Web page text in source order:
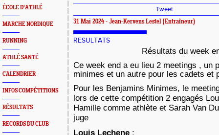
ÉCOLE D'ATHLÉ
MARCHE NORDIQUE
RUNNING
ATHLÉ SANTÉ
CALENDRIER
INFOS COMPÉTITIONS
RÉSULTATS
RECORDS DU CLUB
Tweet
31 Mai 2024 - Jean-Kervens Lestel (Entraîneur)
RESULTATS
Résultats du week
Ce week end a eu lieu 2 meetings , un
minimes et un autre pour les cadets et
Pour les Benjamins Minimes, le
lors de cette compétition 2 engagés
Hamille comme athlète et Sarah Van
juge
Louis Lechene :